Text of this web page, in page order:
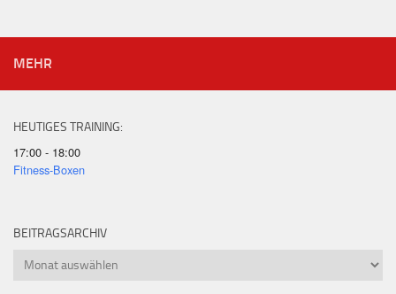
MEHR
HEUTIGES TRAINING:
17:00 - 18:00
Fitness-Boxen
BEITRAGSARCHIV
Beitragsarchiv